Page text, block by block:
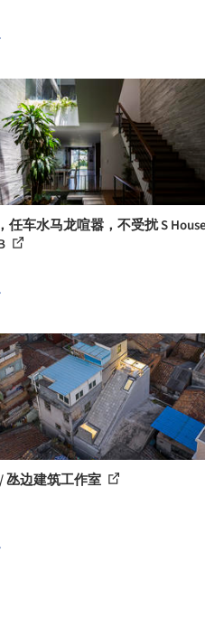
任车水马龙喧嚣，不受扰 S
氹边建筑工作室